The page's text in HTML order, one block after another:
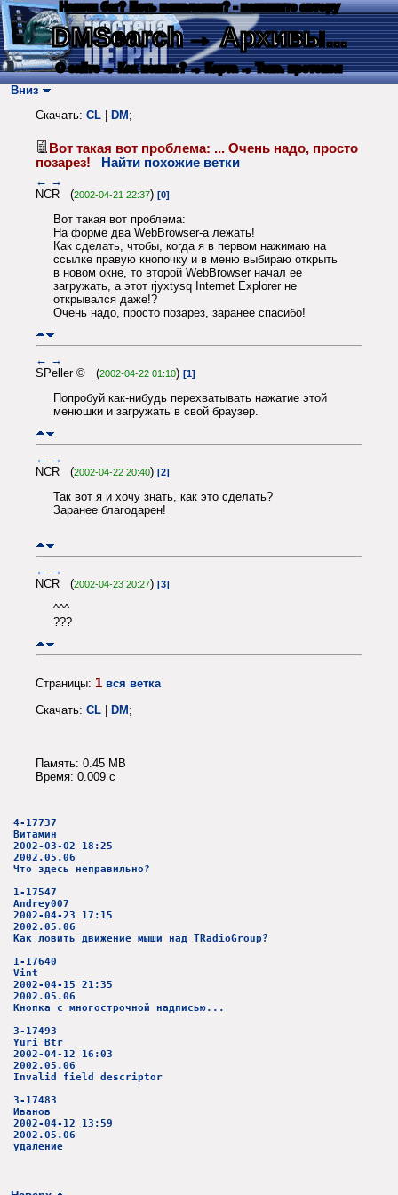
Нашли баг? Есть пожелания? - напишите автору
DMSearch→ Архивы...
О сайте → Как искать? → Карта → Текс. протокол
Вниз
Скачать: CL DM ;
Вот такая вот проблема: ... Очень надо, просто
позарез!
Найти похожие ветки
← →
NCR (2002-04-21 22:37) [0]
Вот такая вот проблема:
На форме два WebBrowser-а лежать!
Как сделать, чтобы, когда я в первом нажимаю на
ссылке правую кнопочку и в меню выбираю открыть
в новом окне, то второй WebBrowser начал ее
загружать, а этот rjyxtysq Internet Explorer не
открывался даже!?
Очень надо, просто позарез, заранее спасибо!
← →
SPeller © (2002-04-22 01:10) [1]
Попробуй как-нибудь перехватывать нажатие этой
менюшки и загружать в свой браузер.
← →
NCR (2002-04-22 20:40) [2]
Так вот я и хочу знать, как это сделать?
Заранее благодарен!
← →
NCR (2002-04-23 20:27) [3]
^^^
???
Страницы: 1 вся ветка
Скачать: CL | DM;
Память: 0.45 MB
Время: 0.009 c
4-17737
Витамин
2002-03-02 18:25
2002.05.06
Что здесь неправильно?
1-17547
Andrey007
2002-04-23 17:15
2002.05.06
Как ловить движение мыши над TRadioGroup?
1-17640
Vint
2002-04-15 21:35
2002.05.06
Кнопка с многострочной надписью...
3-17493
Yuri Btr
2002-04-12 16:03
2002.05.06
Invalid field descriptor
3-17483
Иванов
2002-04-12 13:59
2002.05.06
удаление